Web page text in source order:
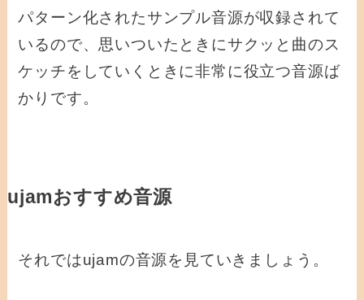
パターン化されたサンプル音源が収録されて
いるので、思いついたときにサクッと曲のス
ケッチをしていくときに非常に役立つ音源ば
かりです。
ujamおすすめ音源
それではujamの音源を見ていきましょう。